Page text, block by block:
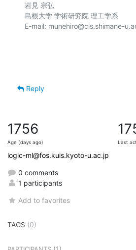
岩見 宗弘
島根大学 学術研究院 理工学系
E-mail: munehiro@cis.shimane-
Reply
1756
Age (days ago) Last
logic-ml@fos.kuis.kyoto-u.ac.jp
0 comments
1 participants
Add to favorites
TAGS (0)